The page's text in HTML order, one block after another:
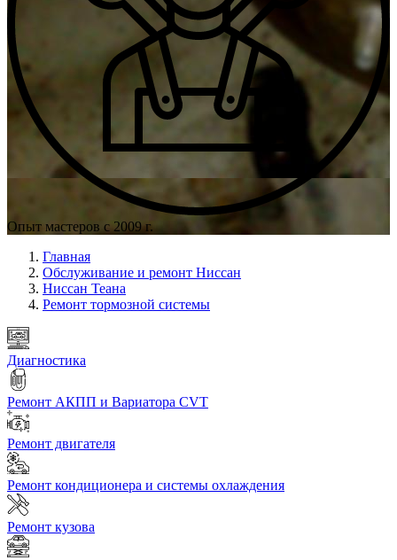
Опыт мастеров с 2009 г.
Главная
Обслуживание и ремонт Ниссан
Ниссан Теана
Ремонт тормозной системы
Диагностика
Ремонт АКПП и Вариатора CVT
Ремонт двигателя
Ремонт кондиционера и системы охлаждения
Ремонт кузова